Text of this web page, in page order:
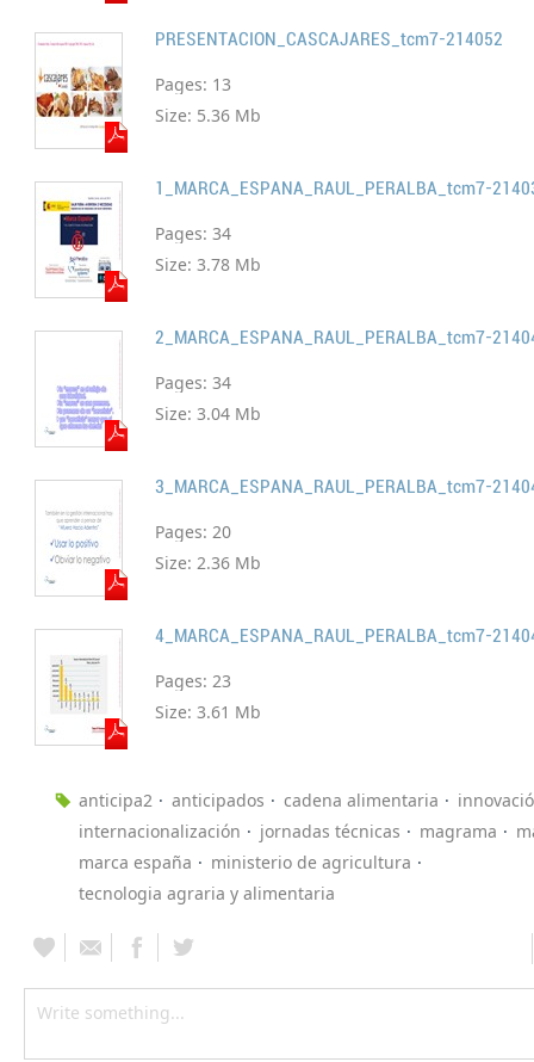
PRESENTACION_CASCAJARES_tcm7-214052
Pages: 13
Size: 5.36 Mb
1_MARCA_ESPANA_RAUL_PERALBA_tcm7-
Pages: 34
Size: 3.78 Mb
2_MARCA_ESPANA_RAUL_PERALBA_tcm7-
Pages: 34
Size: 3.04 Mb
3_MARCA_ESPANA_RAUL_PERALBA_tcm7-
Pages: 20
Size: 2.36 Mb
4_MARCA_ESPANA_RAUL_PERALBA_tcm7-
Pages: 23
Size: 3.61 Mb
anticipa2 anticipados cadena alimentaria
internacionalización
jornadas técnicas magrama
marca españa
ministerio de agricultura
tecnologia agraria y alimentaria